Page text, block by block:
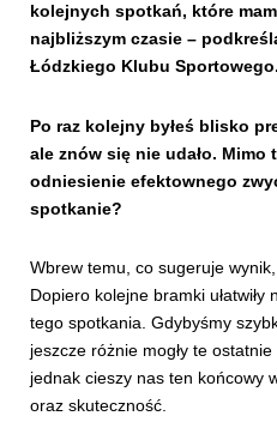
kolejnych spotkań, które
najbliższym czasie –
Łódzkiego Klubu Sportowego.
Po raz kolejny byłeś blisko
ale znów się nie udało. Mimo
odniesienie efektownego
spotkanie?
Wbrew temu, co sugeruje
Dopiero kolejne bramki
tego spotkania. Gdybyśmy
jeszcze różnie mogły te
jednak cieszy nas ten końcowy
oraz skuteczność.